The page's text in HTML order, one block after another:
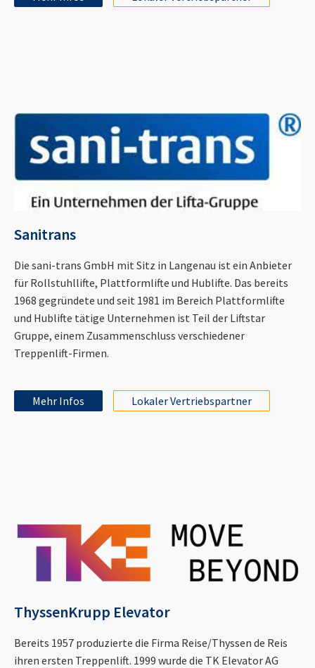
Sanitrans
Die sani-trans GmbH mit Sitz in Langenau ist ein Anbieter
für Rollstuhllifte, Plattformlifte und Hublifte. Das bereits
1968 gegründete und seit 1981 im Bereich Plattformlifte
und Hublifte tätige Unternehmen ist Teil der Liftstar
Gruppe, einem Zusammenschluss verschiedener
Treppenlift-Firmen.
Mehr Infos Lokaler Vertriebspartner
ThyssenKrupp Elevator
Bereits 1957 produzierte die Firma Reise/Thyssen de Reis
ihren ersten Treppenlift. 1999 wurde die TK Elevator AG